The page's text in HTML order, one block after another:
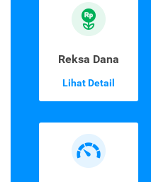
Reksa Dana
Lihat Detail